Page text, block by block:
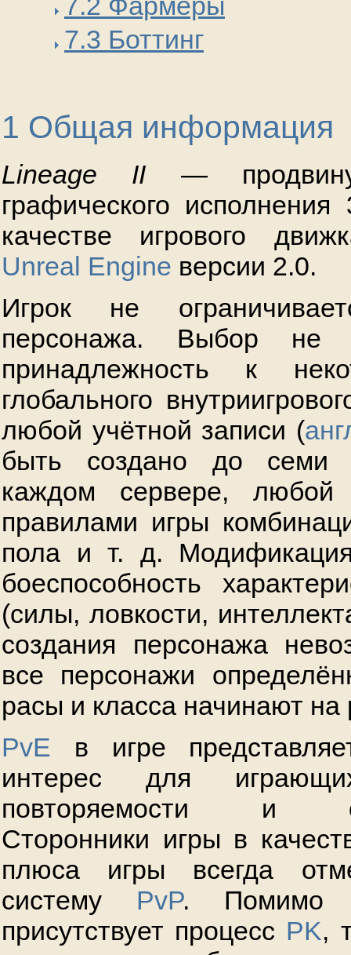
7.3 Боттинг
1 Общая информация
Lineage II —
графического
качестве игрового
Unreal Engine версии 2.0.
Игрок не
персонажа. Выбор не
принадлежность к
глобального
любой учётной записи (
быть создано до семи
каждом сервере, любой
правилами игры
пола и т. д.
боеспособность
(силы, ловкости,
создания персонажа
все персонажи
расы и класса начинают на
PvE в игре
интерес для
повторяемости и
Сторонники игры в
плюса игры всегда
систему PvP. Помимо
присутствует процесс PK,